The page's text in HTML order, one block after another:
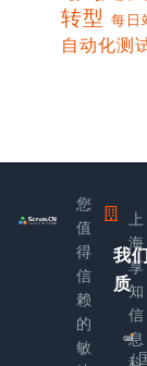
转型 每日
自动化测
您
值
得
信
赖
的
敏
上
海
享
知
信
息
我
质
（